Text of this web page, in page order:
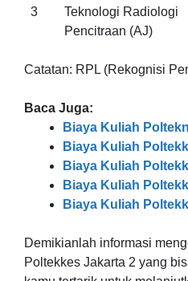
3
Teknologi Radiologi
Pencitraan (AJ)
Catatan: RPL (Rekognisi
Baca Juga:
Biaya Kuliah
Biaya Kuliah
Biaya Kuliah
Biaya Kuliah
Biaya Kuliah
Demikianlah informasi
Poltekkes Jakarta 2 yang